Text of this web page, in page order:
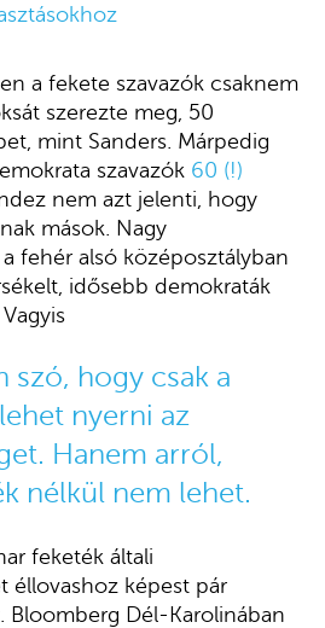
a fekete szavazók csaknem
szerezte meg, 50
mint Sanders. Márpedig
szavazók 60 (!)
nem azt jelenti, hogy
mások. Nagy
fehér alsó középosztályban
idősebb demokraták
szó, hogy csak a
nyerni az
Hanem arról,
nélkül nem lehet.
feketék általi
éllovashoz képest pár
Bloomberg Dél-Karolinában